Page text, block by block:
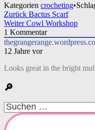
Kategorien crocheting•
Beitragsnavigation
Zurück Bactus Scarf
Weiter Cowl Workshop
1 Kommentar
12 Jahre vor
Looks great in the bright
🔎
Suchen
nach: